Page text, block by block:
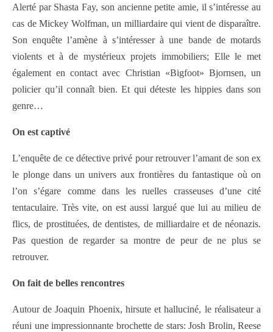
Alerté par Shasta Fay, son ancienne petite amie, il s’intéresse au
cas de Mickey Wolfman, un milliardaire qui vient de disparaître.
Son enquête l’amène à s’intéresser à une bande de motards
violents et à de mystérieux projets immobiliers; Elle le met
également en contact avec Christian «Bigfoot» Bjornsen, un
policier qu’il connaît bien. Et qui déteste les hippies dans son
genre…
On est captivé
L’enquête de ce détective privé pour retrouver l’amant de son ex
le plonge dans un univers aux frontières du fantastique où on
l’on s’égare comme dans les ruelles crasseuses d’une cité
tentaculaire. Très vite, on est aussi largué que lui au milieu de
flics, de prostituées, de dentistes, de milliardaire et de néonazis.
Pas question de regarder sa montre de peur de ne plus se
retrouver.
On fait de belles rencontres
Autour de Joaquin Phoenix, hirsute et halluciné, le réalisateur a
réuni une impressionnante brochette de stars: Josh Brolin, Reese